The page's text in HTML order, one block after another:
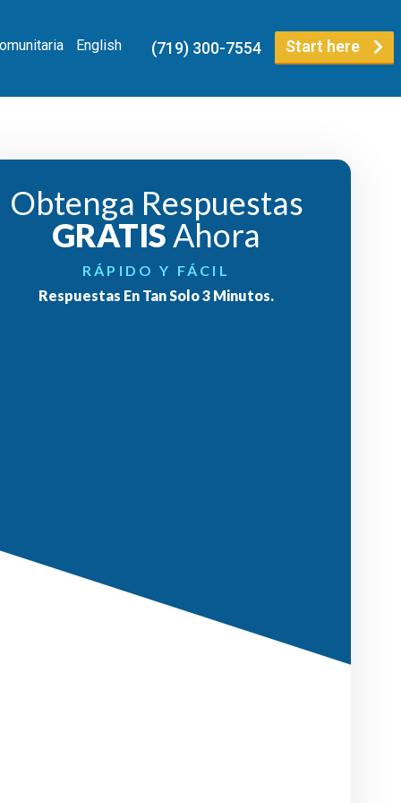
English Start here
(719) 300-7554
Obtenga Respuestas
GRATIS Ahora
RÁPIDO Y FÁCIL
Respuestas En Tan Solo 3 Minutos.